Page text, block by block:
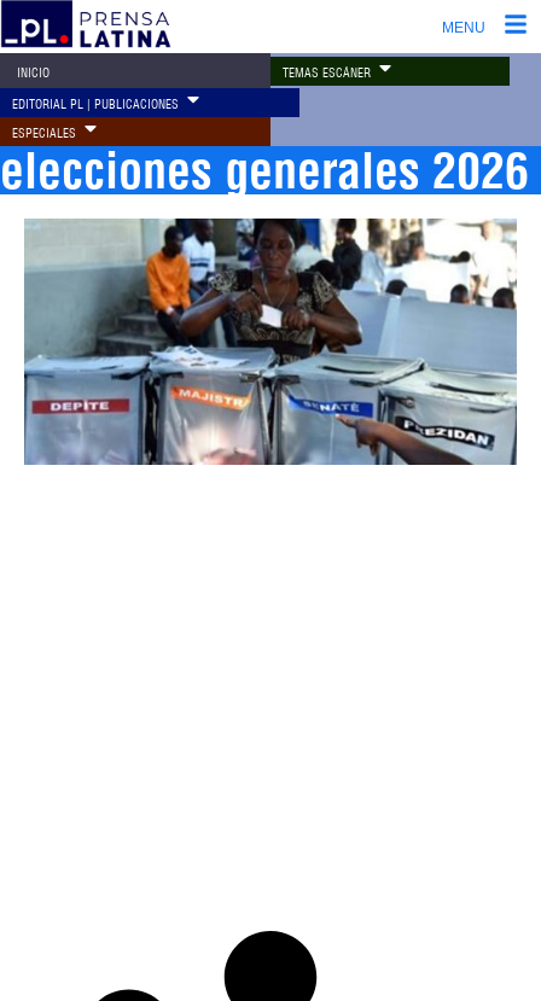
MENU
INICIO TEMAS ESCÁNER
EDITORIAL PL | PUBLICACIONES
ESPECIALES
elecciones generales 2026